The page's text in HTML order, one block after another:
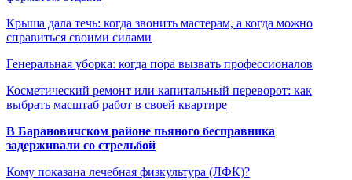
Крыша дала течь: когда звонить мастерам, а когда можно
справиться своими силами
Генеральная уборка: когда пора вызвать профессионалов
Косметический ремонт или капитальный переворот: как
выбрать масштаб работ в своей квартире
В Барановичском районе пьяного бесправника
задерживали со стрельбой
Кому показана лечебная физкультура (ЛФК)?